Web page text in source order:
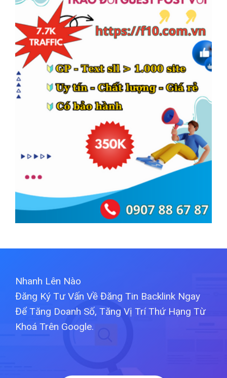
Nhanh Lên Nào
Đăng Ký Tư Vấn Về Đăng Tin Backlink Ngay
Để Tăng Doanh Số, Tăng Vị Trí Thứ Hạng Từ
Khoá Trên Google.